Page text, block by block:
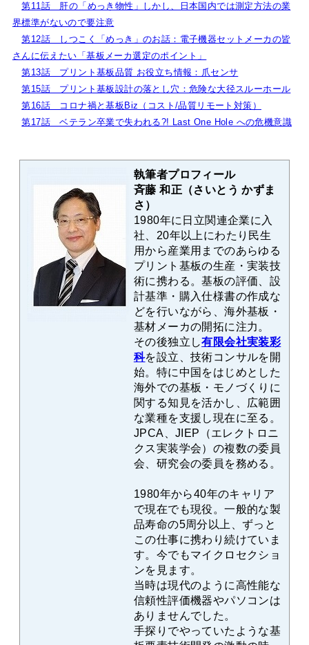
第11話 肝の「めっき物性」しかし、日本国内では測定方法の業
界標準がないので要注意
第12話 しつこく「めっき」のお話：電子機器セットメーカの皆
さんに伝えたい「基板メーカ選定のポイント」
第13話 プリント基板品質 お役立ち情報：爪センサ
第15話 プリント基板設計の落とし穴：危険な大径スルーホール
第16話 コロナ禍と基板Biz（コスト/品質リモート対策）
第17話 ベテラン卒業で失われる?! Last One Hole への危機意識
執筆者プロフィール
斉藤 和正（さいとう かずま
さ）
1980年に日立関連企業に入
社、20年以上にわたり民生
用から産業用までのあらゆる
プリント基板の生産・実装技
術に携わる。基板の評価、設
計基準・購入仕様書の作成な
どを行いながら、海外基板・
基材メーカの開拓に注力。
その後独立し有限会社実装彩
科を設立、技術コンサルを開
始。特に中国をはじめとした
海外での基板・モノづくりに
関する知見を活かし、広範囲
な業種を支援し現在に至る。
JPCA、JIEP（エレクトロニ
クス実装学会）の複数の委員
会、研究会の委員を務める。
1980年から40年のキャリア
で現在でも現役。一般的な製
品寿命の5周分以上、ずっと
この仕事に携わり続けていま
す。今でもマイクロセクショ
ンを見ます。
当時は現代のように高性能な
信頼性評価機器やパソコンは
ありませんでした。
手探りでやっていたような基